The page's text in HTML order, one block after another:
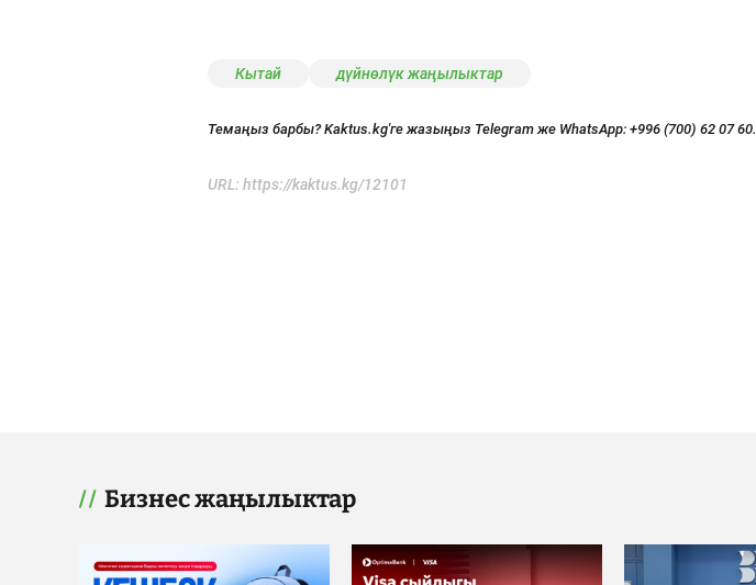
Кытай дүйнөлүк жаңылыктар
Темаңыз барбы? Kaktus.kg'ге жазыңыз Telegram же WhatsApp: +996 (700) 62 07 60.
URL: https://kaktus.kg/12101
Бизнес жаңылыктар